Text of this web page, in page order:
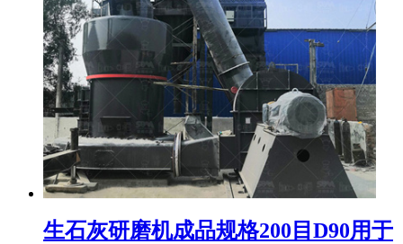
生石灰研磨机成品规格200目D90用于